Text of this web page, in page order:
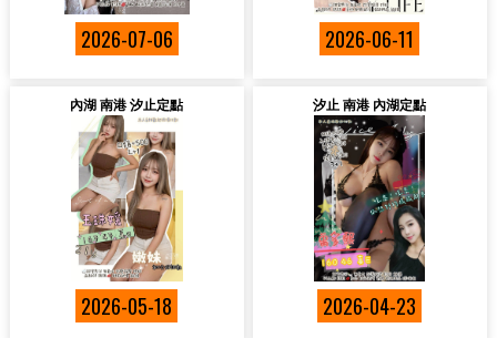
2026-07-06 2026-06-11
內湖 南港 汐止定點
2026-05-18
汐止 南港 內湖定點
2026-04-23